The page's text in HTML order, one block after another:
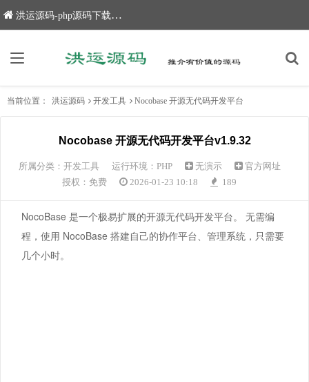
洪运源码-php源码下载,网站源码,网站源码下载
当前位置： 洪运源码 开发工具 Nocobase 开源无代码开发平台
Nocobase 开源无代码开发平台v1.9.32
所属分类： 开发工具 运行环境：PHP 无演示
官方网址
授权：免费
2026-01-23 10:18 189
NocoBase 是一个极易扩展的开源无代码开发平台。 无需编
程，使用 NocoBase 搭建自己的协作平台、管理系统，只需要
几个小时。